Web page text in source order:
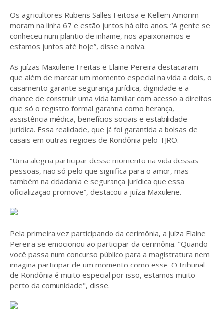
Os agricultores Rubens Salles Feitosa e Kellem Amorim
moram na linha 67 e estão juntos há oito anos. “A gente se
conheceu num plantio de inhame, nos apaixonamos e
estamos juntos até hoje”, disse a noiva.
As juízas Maxulene Freitas e Elaine Pereira destacaram
que além de marcar um momento especial na vida a dois, o
casamento garante segurança jurídica, dignidade e a
chance de construir uma vida familiar com acesso a direitos
que só o registro formal garantia como herança,
assistência médica, benefícios sociais e estabilidade
jurídica. Essa realidade, que já foi garantida a bolsas de
casais em outras regiões de Rondônia pelo TJRO.
“Uma alegria participar desse momento na vida dessas
pessoas, não só pelo que significa para o amor, mas
também na cidadania e segurança jurídica que essa
oficialização promove”, destacou a juíza Maxulene.
Pela primeira vez participando da cerimônia, a juíza Elaine
Pereira se emocionou ao participar da cerimônia. "Quando
você passa num concurso público para a magistratura nem
imagina participar de um momento como esse. O tribunal
de Rondônia é muito especial por isso, estamos muito
perto da comunidade", disse.